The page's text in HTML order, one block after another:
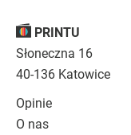
PRINTU
Słoneczna 16
40-136 Katowice
Opinie
O nas